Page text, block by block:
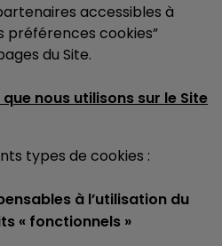
accessibles à
préférences cookies”
du Site.
nous utilisons sur le Site
types de cookies :
à l’utilisation du
« fonctionnels »